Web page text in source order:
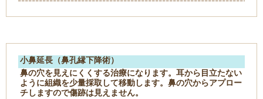
小鼻延長（鼻孔縁下降術）
鼻の穴を見えにくくする治療になります。耳から目立たない
ように組織を少量採取して移動します。鼻の穴からアプロー
チしますので傷跡は見えません。